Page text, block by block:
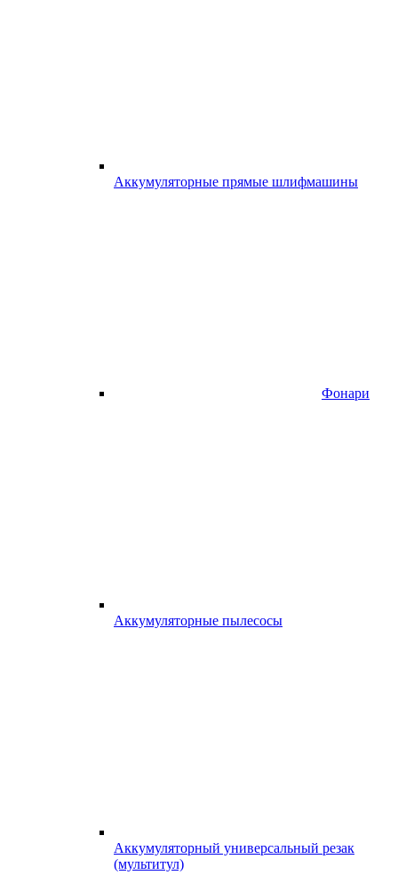
Аккумуляторные прямые шлифмашины
Фонари
Аккумуляторные пылесосы
Аккумуляторный универсальный резак
(мультитул)